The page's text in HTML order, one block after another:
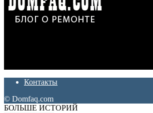
Контакты
© Domfaq.com
БОЛЬШЕ ИСТОРИЙ